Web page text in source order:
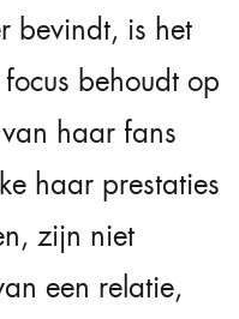
bevindt, is het
behoudt op
haar fans
haar prestaties
zijn niet
een relatie,